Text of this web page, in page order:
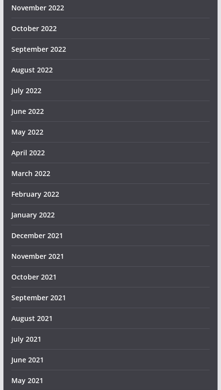
November 2022
October 2022
September 2022
August 2022
July 2022
June 2022
May 2022
April 2022
March 2022
February 2022
January 2022
December 2021
November 2021
October 2021
September 2021
August 2021
July 2021
June 2021
May 2021